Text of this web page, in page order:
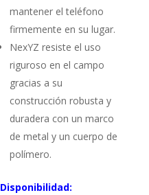
mantener el teléfono
firmemente en su lugar.
NexYZ resiste el uso
riguroso en el campo
gracias a su
construcción robusta y
duradera con un marco
de metal y un cuerpo de
polímero.
Disponibilidad: